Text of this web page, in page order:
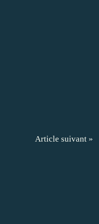
Article suivant »